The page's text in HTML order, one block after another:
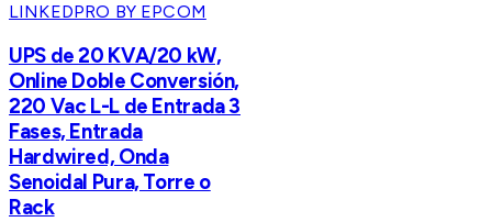
LINKEDPRO BY EPCOM
UPS de 20 KVA/20 kW,
Online Doble Conversión,
220 Vac L-L de Entrada 3
Fases, Entrada
Hardwired, Onda
Senoidal Pura, Torre o
Rack